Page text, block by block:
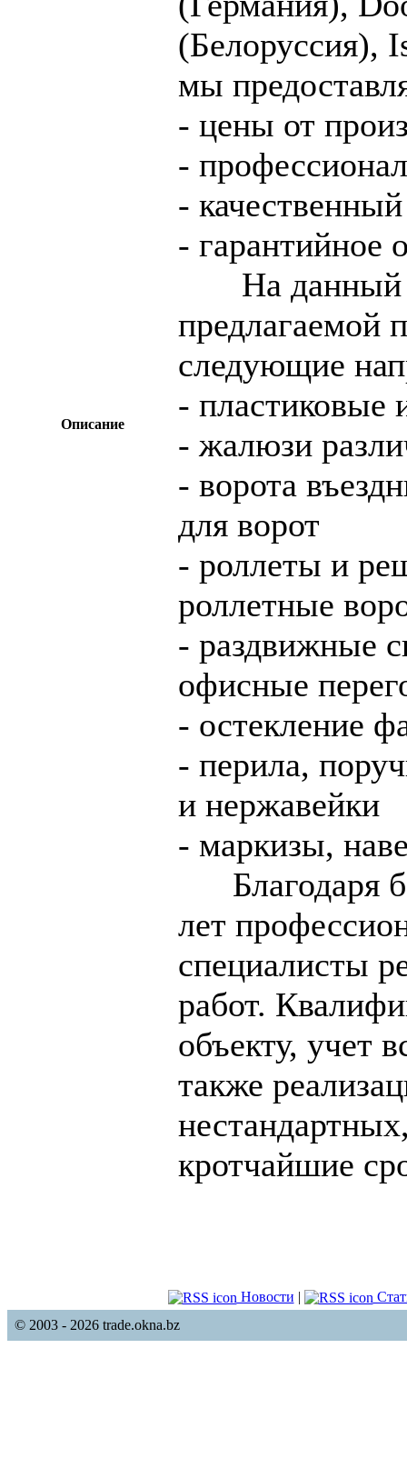
Описание
(Белоруссия),
мы
- цены от
-
-
- гарантийное
На данный
предлагаемой
следующие
- пластиковые
- жалюзи
- ворота
для ворот
- роллеты и
роллетные
- раздвижные
офисные
- остекление
- перила,
и нержавейки
- маркизы,
Благодаря
лет
специалисты
работ.
объекту, учет
также
кротчайшие
Новости |
© 2003 - 2026 trade.okna.bz